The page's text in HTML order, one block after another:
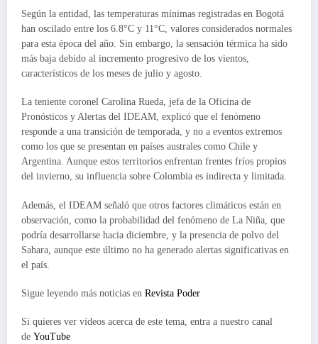
Según la entidad, las temperaturas mínimas registradas en Bogotá
han oscilado entre los 6.8°C y 11°C, valores considerados normales
para esta época del año. Sin embargo, la sensación térmica ha sido
más baja debido al incremento progresivo de los vientos,
característicos de los meses de julio y agosto.
La teniente coronel Carolina Rueda, jefa de la Oficina de
Pronósticos y Alertas del IDEAM, explicó que el fenómeno
responde a una transición de temporada, y no a eventos extremos
como los que se presentan en países australes como Chile y
Argentina. Aunque estos territorios enfrentan frentes fríos propios
del invierno, su influencia sobre Colombia es indirecta y limitada.
Además, el IDEAM señaló que otros factores climáticos están en
observación, como la probabilidad del fenómeno de La Niña, que
podría desarrollarse hacia diciembre, y la presencia de polvo del
Sahara, aunque este último no ha generado alertas significativas en
el país.
Sigue leyendo más noticias en Revista Poder
Si quieres ver videos acerca de este tema, entra a nuestro canal
de YouTube